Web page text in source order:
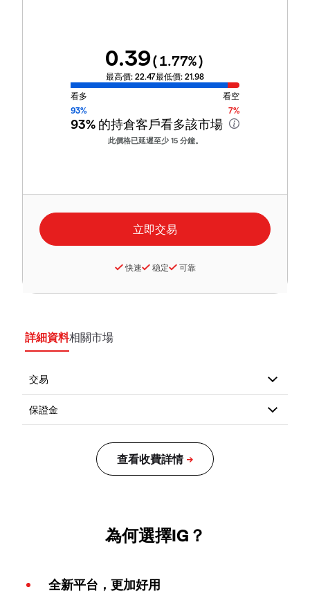
0.39(1.77%)
最高價: 22.47最低價: 21.98
看多
看空
93%
7%
93% 的持倉客戶看多該市場
此價格已延遲至少 15 分鐘。
快速 稳定 可靠
詳細資料相關市場
為何選擇IG？
全新平台，更加好用